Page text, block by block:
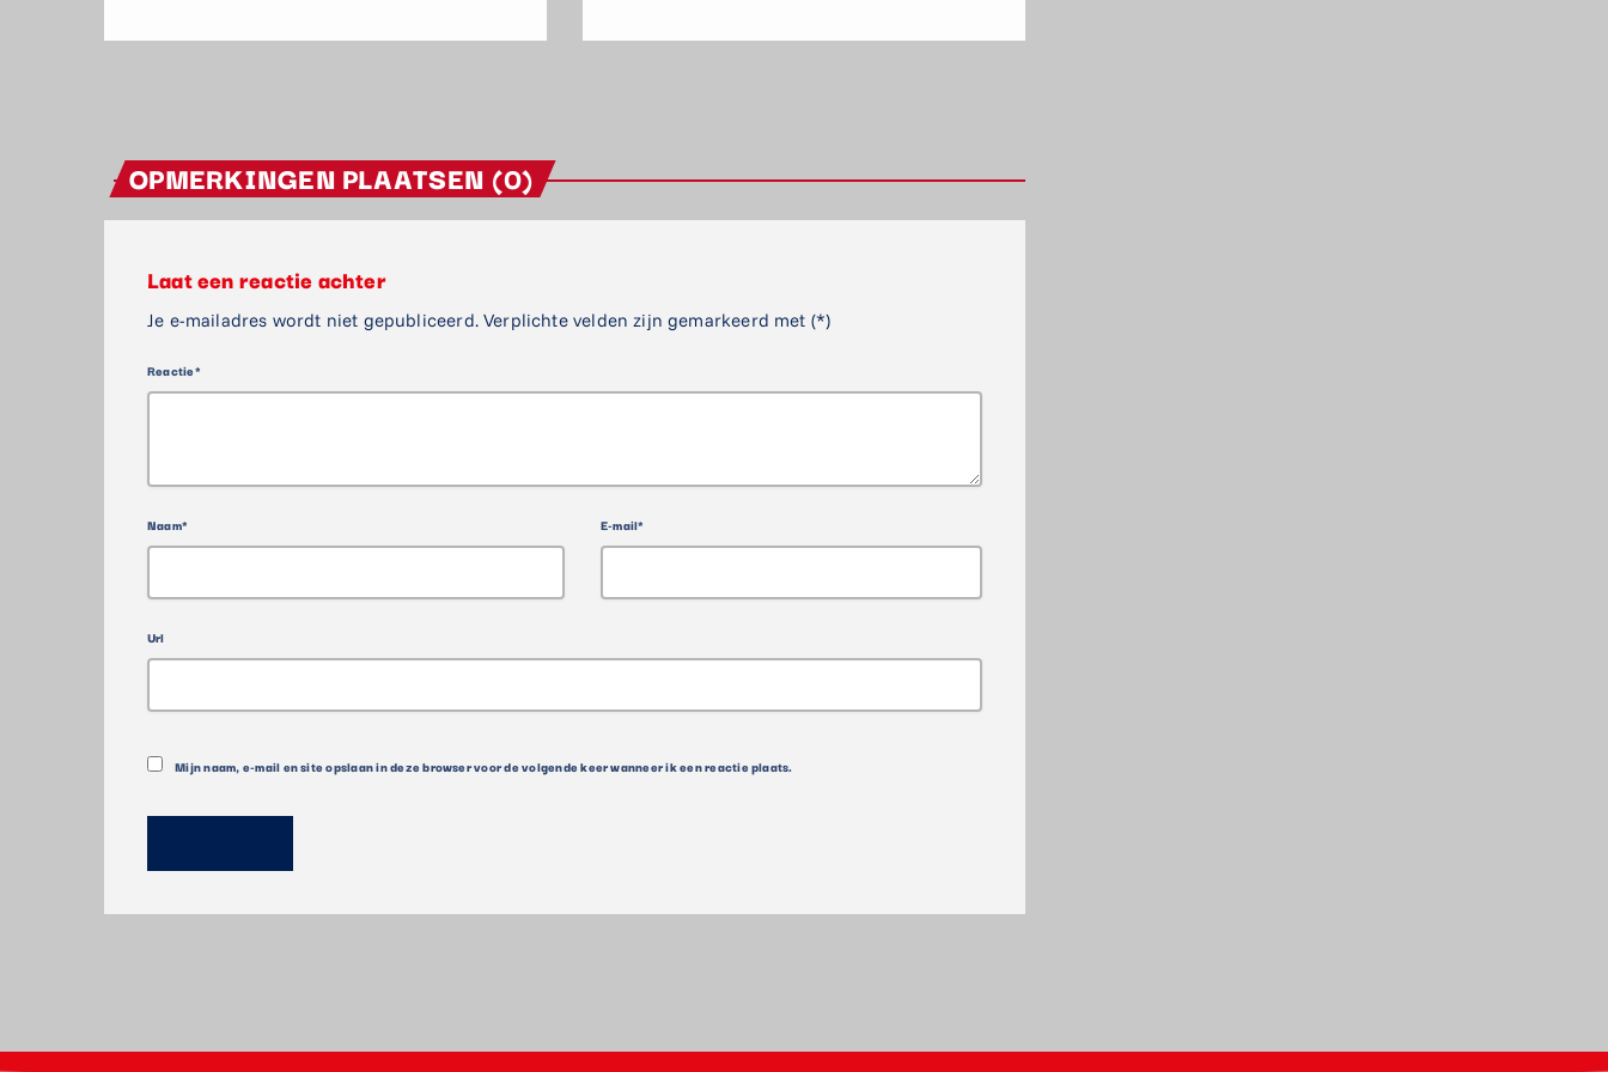
OPMERKINGEN PLAATSEN (0)
Laat een reactie achter
Je e-mailadres wordt niet gepubliceerd. Verplichte velden zijn gemarkeerd met (*)
Reactie*
Naam* E-mail*
Url
Mijn naam, e-mail en site opslaan in deze browser voor de volgende keer wanneer ik een reactie plaats.